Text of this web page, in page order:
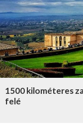
1500 kilométeres
felé